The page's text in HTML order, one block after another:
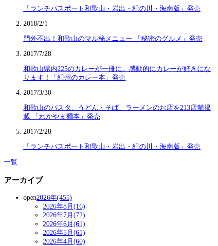
「ランチパスポート和歌山・岩出・紀の川・海南版」発売
2018/2/1
門外不出！和歌山のマル秘メニュー 「秘密のグルメ」発売
2017/7/28
和歌山県内225のカレーが一冊に。感動的にカレーが好きにな
ります！「紀州のカレー本」発売
2017/3/30
和歌山のパスタ、うどん・そば、ラーメンのお店を213店舗掲
載 「わかやま麺本」発売
2017/2/28
「ランチパスポート和歌山・岩出・紀の川・海南版」発売
一覧
アーカイブ
open2026年(455)
2026年8月(16)
2026年7月(72)
2026年6月(61)
2026年5月(61)
2026年4月(60)